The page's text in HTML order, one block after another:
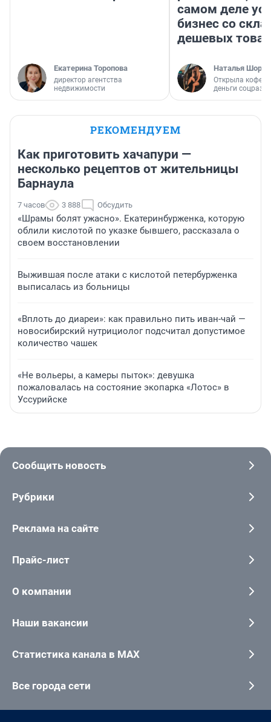
Екатерина Торопова
директор агентства
недвижимости
самом деле
бизнес со
дешевых
Наталья
Открыла
деньги
РЕКОМЕНДУЕМ
Как приготовить хачапури —
несколько рецептов от жительницы
Барнаула
7 часов 3 888 Обсудить
«Шрамы болят ужасно». Екатеринбурженка, которую
облили кислотой по указке бывшего, рассказала о
своем восстановлении
Выжившая после атаки с кислотой петербурженка
выписалась из больницы
«Вплоть до диареи»: как правильно пить иван-чай —
новосибирский нутрициолог подсчитал допустимое
количество чашек
«Не вольеры, а камеры пыток»: девушка
пожаловалась на состояние экопарка «Лотос» в
Уссурийске
Сообщить новость
Рубрики
Реклама на сайте
Прайс-лист
О компании
Наши вакансии
Статистика канала в MAX
Все города сети